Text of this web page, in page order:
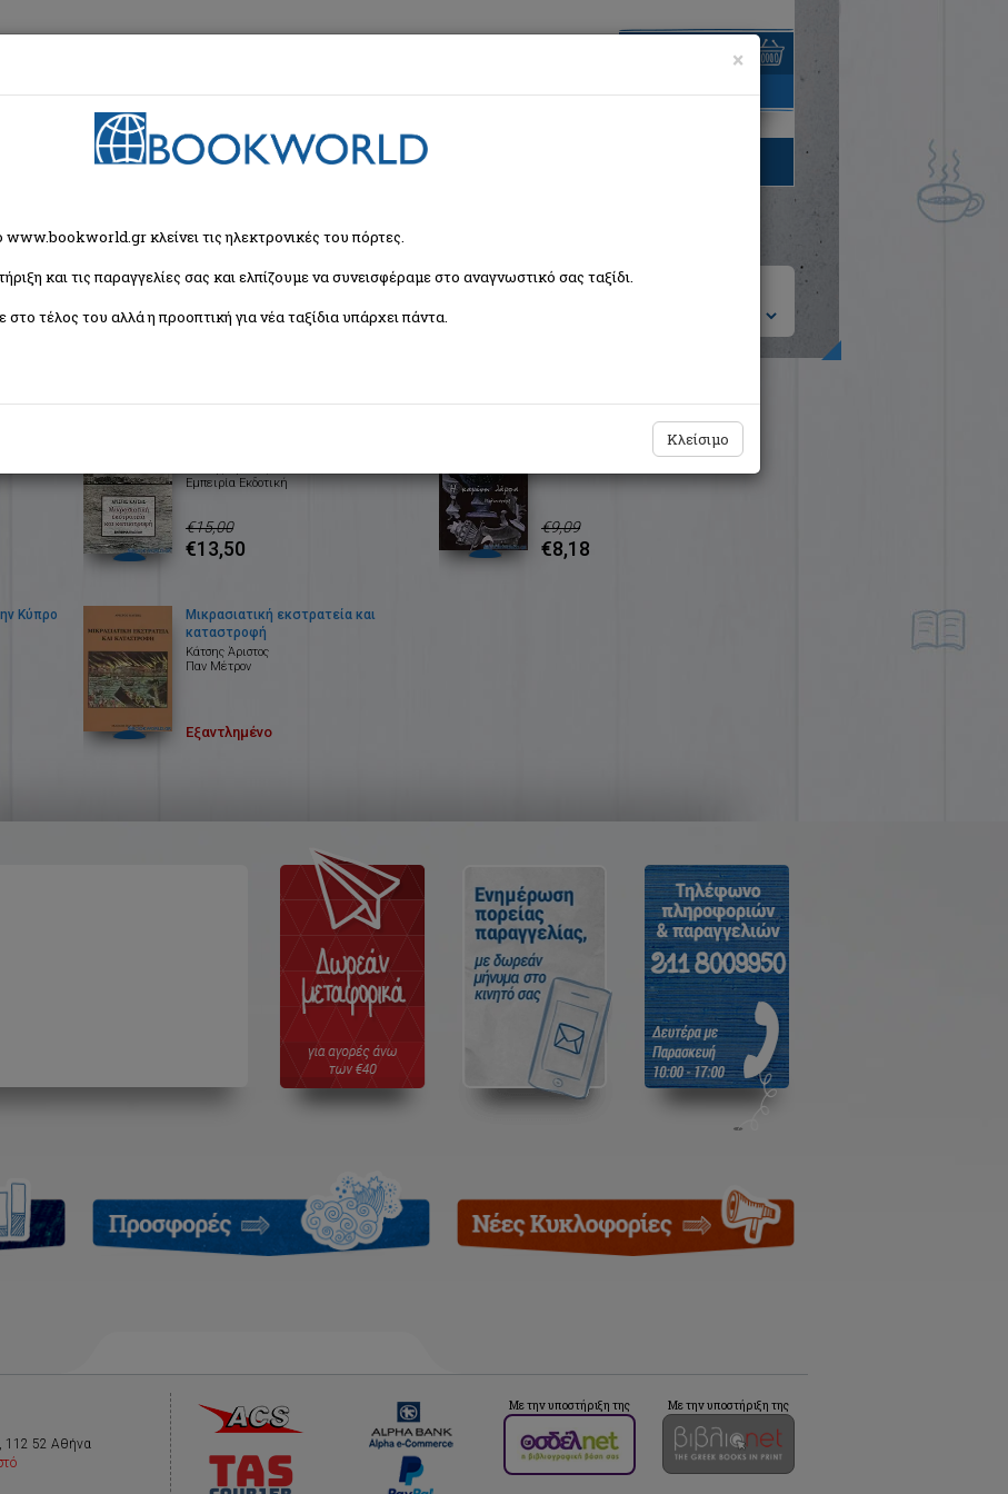
είναι άδειο
(5 βιβλία)
Ταξινόμηση ανά:
Εμπειρία Εκδοτική
€15,00
€13,50
€9,09
€8,18
Κύπρο
Μικρασιατική εκστρατεία και
καταστροφή
Κάτσης Άριστος
Παν Μέτρον
Εξαντλημένο
112 52 Αθήνα
Με την υποστήριξη της Με την υποστήριξη της
×
www.bookworld.gr κλείνει τις ηλεκτρονικές του πόρτες.
και τις παραγγελίες σας και ελπίζουμε να συνεισφέραμε στο αναγνωστικό σας ταξίδι.
τέλος του αλλά η προοπτική για νέα ταξίδια υπάρχει πάντα.
Κλείσιμο